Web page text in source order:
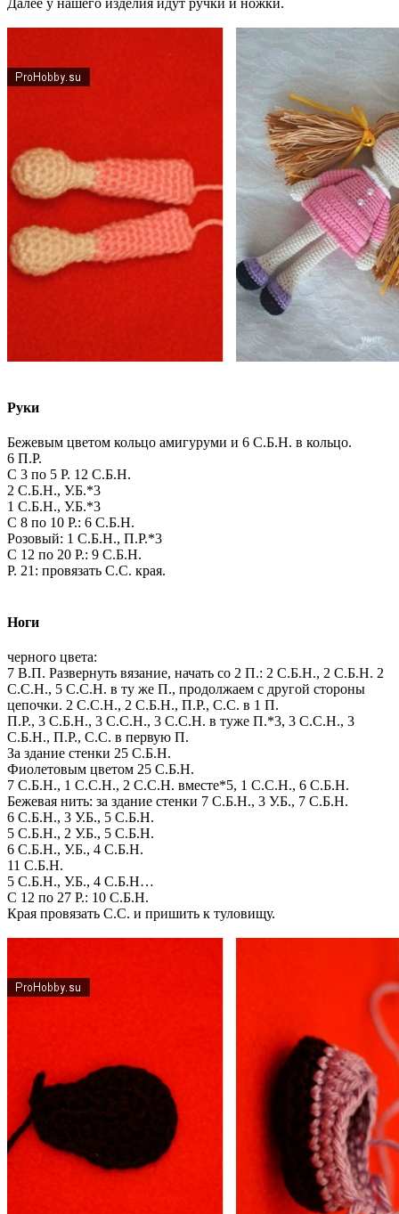
Руки
Бежевым цветом кольцо амигуруми и 6 С.Б.Н. в кольцо.
6 П.Р.
С 3 по 5 Р. 12 С.Б.Н.
2 С.Б.Н., У.Б.*3
1 С.Б.Н., У.Б.*3
С 8 по 10 Р.: 6 С.Б.Н.
Розовый: 1 С.Б.Н., П.Р.*3
С 12 по 20 Р.: 9 С.Б.Н.
Р. 21: провязать С.С. края.
Ноги
черного цвета:
7 В.П. Развернуть вязание, начать со 2 П.: 2 С.Б.Н., 2 С.Б.Н. 2
С.С.Н., 5 С.С.Н. в ту же П., продолжаем с другой стороны
цепочки. 2 С.С.Н., 2 С.Б.Н., П.Р., С.С. в 1 П.
П.Р., 3 С.Б.Н., 3 С.С.Н., 3 С.С.Н. в туже П.*3, 3 С.С.Н., 3
С.Б.Н., П.Р., С.С. в первую П.
За здание стенки 25 С.Б.Н.
Фиолетовым цветом 25 С.Б.Н.
7 С.Б.Н., 1 С.С.Н., 2 С.С.Н. вместе*5, 1 С.С.Н., 6 С.Б.Н.
Бежевая нить: за здание стенки 7 С.Б.Н., 3 У.Б., 7 С.Б.Н.
6 С.Б.Н., 3 У.Б., 5 С.Б.Н.
5 С.Б.Н., 2 У.Б., 5 С.Б.Н.
6 С.Б.Н., У.Б., 4 С.Б.Н.
11 С.Б.Н.
5 С.Б.Н., У.Б., 4 С.Б.Н…
С 12 по 27 Р.: 10 С.Б.Н.
Края провязать С.С. и пришить к туловищу.